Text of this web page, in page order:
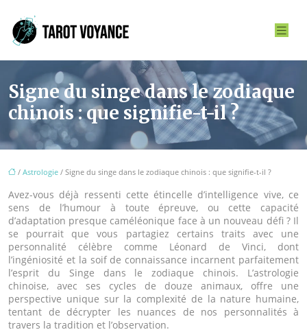
Signe du singe dans le zodiaque
chinois : que signifie-t-il ?
/ Astrologie / Signe du singe dans le zodiaque chinois : que signifie-t-il ?
Avez-vous déjà ressenti cette étincelle d’intelligence vive, ce
sens de l’humour à toute épreuve, ou cette capacité
d’adaptation presque caméléonique face à un nouveau défi ? Il
se pourrait que vous partagiez certains traits avec une
personnalité célèbre comme Léonard de Vinci, dont
l’ingéniosité et la soif de connaissance incarnent parfaitement
l’esprit du Singe dans le zodiaque chinois. L’astrologie
chinoise, avec ses cycles de douze animaux, offre une
perspective unique sur la complexité de la nature humaine,
tentant de décrypter les nuances de nos personnalités à
travers la tradition et l’observation.